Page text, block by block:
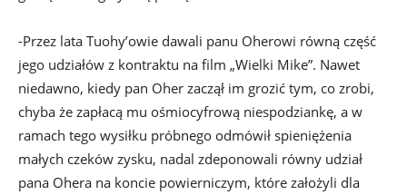
-Przez lata Tuohy’owie dawali panu Oherowi równą część
jego udziałów z kontraktu na film „Wielki Mike”. Nawet
niedawno, kiedy pan Oher zaczął im grozić tym, co zrobi,
chyba że zapłacą mu ośmiocyfrową niespodziankę, a w
ramach tego wysiłku próbnego odmówił spieniężenia
małych czeków zysku, nadal zdeponowali równy udział
pana Ohera na koncie powierniczym, które założyli dla